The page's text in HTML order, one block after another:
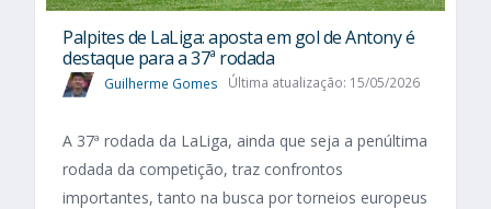
Palpites de LaLiga: aposta em gol de Antony é
destaque para a 37ª rodada
Guilherme Gomes Última atualização: 15/05/2026
A 37ª rodada da LaLiga, ainda que seja a penúltima
rodada da competição, traz confrontos
importantes, tanto na busca por torneios europeus